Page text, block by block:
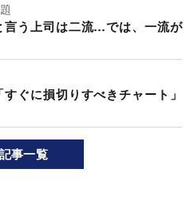
言う上司は二流…では、一流が
ぐに損切りすべきチャート」
事一覧